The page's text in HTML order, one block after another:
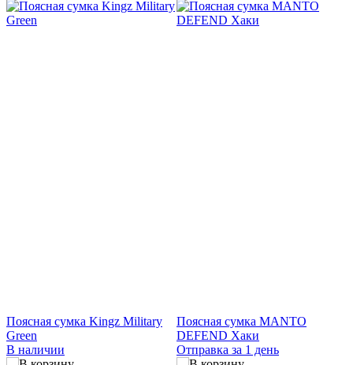
Поясная сумка Kingz Military
Green
В наличии
Поясная сумка MANTO
DEFEND Хаки
Отправка за 1 день